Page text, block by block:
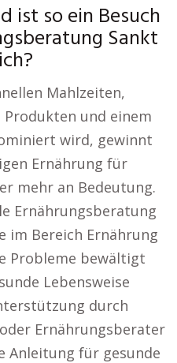
ist so ein Besuch
Sankt
Mahlzeiten,
und einem
wird, gewinnt
Ernährung für
mehr an Bedeutung.
Ernährungsberatung
im Bereich Ernährung
Probleme bewältigt
Lebensweise
durch
Ernährungsberater
Anleitung für gesunde